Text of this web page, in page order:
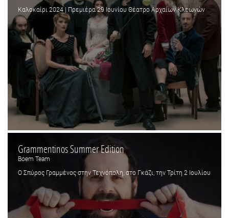
Καλοκαίρι 2024 | Πρεμιέρα 29 Ιουνίου Θέατρο Αρχαίων Κλεωνών
Grammentinos Summer Edition
Boem Team
Ο Σπύρος Γραμμένος στην Τεχνόπολη, στο Γκάζι, την Τρίτη 2 Ιουλίου